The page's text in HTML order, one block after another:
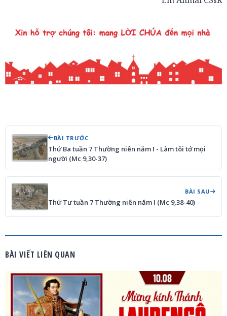
BÀI TRƯỚC
Thứ Ba tuần 7 Thường niên năm I - Làm tôi tớ mọi
người (Mc 9,30-37)
BÀI SAU
Thứ Tư tuần 7 Thường niên năm I (Mc 9,38-40)
BÀI VIẾT LIÊN QUAN